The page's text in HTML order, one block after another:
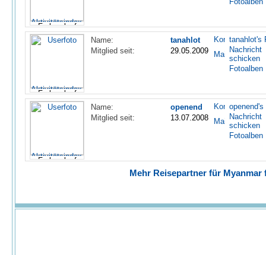
Name:
tanahlot
Mitglied seit:
29.05.2009
tanahlot's
Nachricht
schicken
Fotoalben
Name:
openend
Mitglied seit:
13.07.2008
openend's
Nachricht
schicken
Fotoalben
Mehr Reisepartner für Myanmar